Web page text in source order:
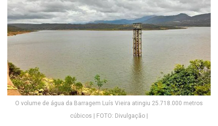
O volume de água da Barragem Luís Vieira atingiu 25.718.000 metros
cúbicos | FOTO: Divulgação |